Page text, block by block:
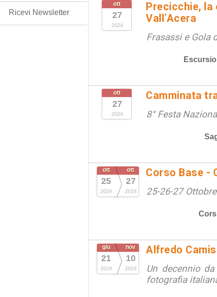
ott
27
2024
Precicchie, la
Vall’Acera
Frasassi e Gola
ott
27
2024
Camminata
8° Festa
ott
25
2024
ott
27
2024
Corso Base -
25-26-27
giu
21
2024
nov
10
2024
Alfredo
Un decennio da
fotografia
Ricevi Newsletter